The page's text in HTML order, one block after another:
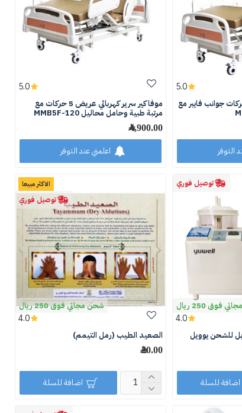
سرير كهربائي 5 حركات جوانب فايبر مع
5.0
التوفر
موفاكير سرير كهربائي عريض 5 حركات مع
مرتبة طبية وحامل محاليل MMB5F-120
4,900.00 ﷼
5.0
اعلمني عند التوفر
توصيل فوري
فوق 250 ريال
4.0
اضافة للسلة
الاكثر مبيعا
توصيل فوري
شحن مجاني فوق 250 ريال
الصعيد الطيب (رمل التيمم)
20.00 ﷼
4.0
اضافة للسلة